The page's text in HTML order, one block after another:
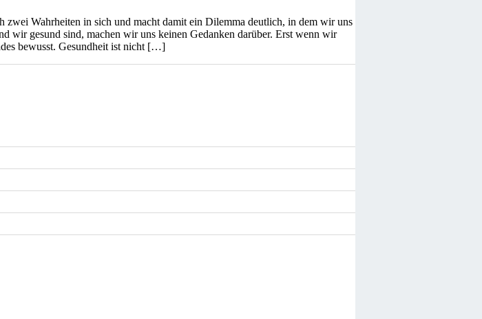
zwei Wahrheiten in sich und macht damit ein Dilemma deutlich, in dem wir uns
wir gesund sind, machen wir uns keinen Gedanken darüber. Erst wenn wir
bewusst. Gesundheit ist nicht […]